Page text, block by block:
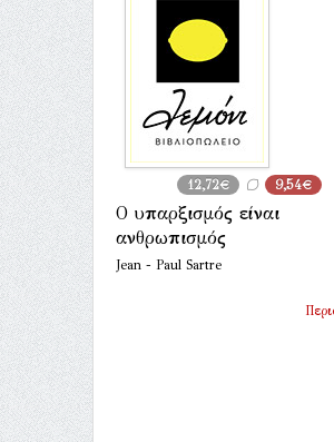
12,72€ 9,54€
Ο υπαρξισμός είναι
ανθρωπισμός
Jean - Paul Sartre